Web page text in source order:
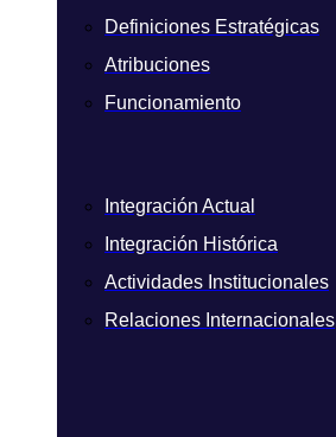
Definiciones Estratégicas
Atribuciones
Funcionamiento
Integración Actual
Integración Histórica
Actividades Institucionales
Relaciones Internacionales